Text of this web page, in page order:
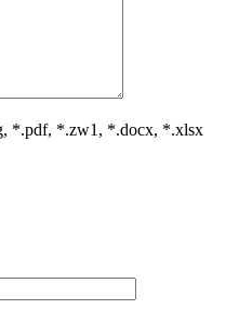
*.pdf, *.zw1, *.docx, *.xlsx